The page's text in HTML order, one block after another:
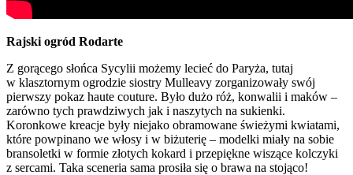
Rajski ogród Rodarte
Z gorącego słońca Sycylii możemy lecieć do Paryża, tutaj
w klasztornym ogrodzie siostry Mulleavy zorganizowały swój
pierwszy pokaz haute couture. Było dużo róż, konwalii i maków –
zarówno tych prawdziwych jak i naszytych na sukienki.
Koronkowe kreacje były niejako obramowane świeżymi kwiatami,
które powpinano we włosy i w biżuterię – modelki miały na sobie
bransoletki w formie złotych kokard i przepiękne wiszące kolczyki
z sercami. Taka sceneria sama prosiła się o brawa na stojąco!